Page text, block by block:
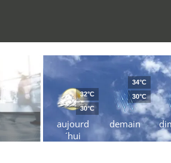
aujourd
´hui
32°C
30°C
demain
34°C
30°C